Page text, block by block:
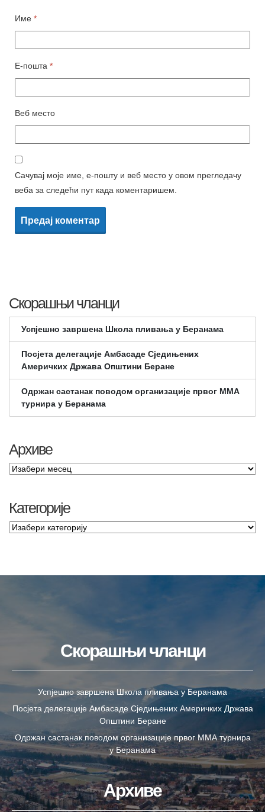
Име *
Е-пошта *
Веб место
Сачувај моје име, е-пошту и веб место у овом прегледачу
веба за следећи пут када коментаришем.
Скорашњи чланци
Успјешно завршена Школа пливања у Беранама
Посјета делегације Амбасаде Сједињених
Америчких Држава Општини Беране
Одржан састанак поводом организације првог ММА
турнира у Беранама
Архиве
Категорије
Скорашњи чланци
Успјешно завршена Школа пливања у Беранама
Посјета делегације Амбасаде Сједињених Америчких Држава
Општини Беране
Одржан састанак поводом организације првог ММА турнира
у Беранама
Архиве